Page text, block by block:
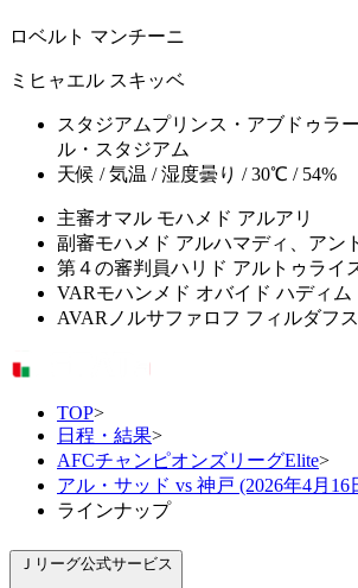
ロベルト マンチーニ
ミヒャエル スキッベ
スタジアムプリンス・アブドゥラ
ル・スタジアム
天候 / 気温 / 湿度曇り / 30℃ / 54%
主審オマル モハメド アルアリ
副審モハメド アルハマディ、アン
第４の審判員ハリド アルトゥライ
VARモハンメド オバイド ハディム
AVAR ノルサファロフ フィルダフス
TOP>
日程・結果>
AFCチャンピオンズリーグElite>
アル・サッド vs 神戸 (2026年4月16
ラインナップ
Ｊリーグ公式サービス